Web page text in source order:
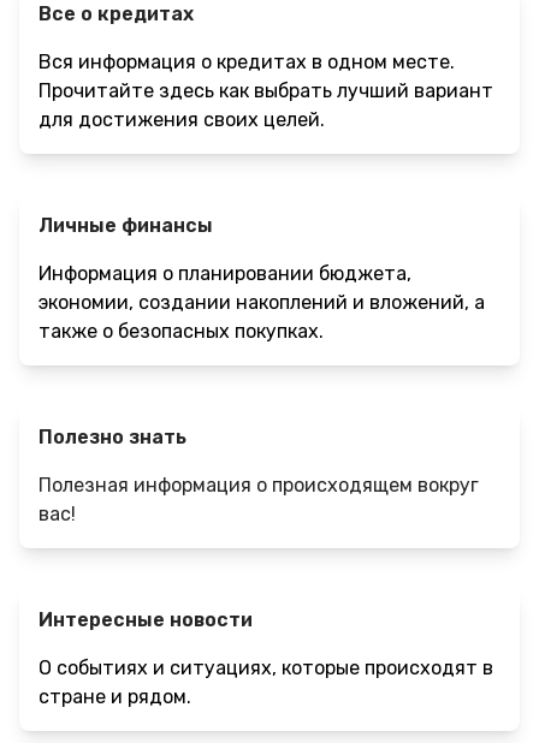
Все о кредитах
Вся информация о кредитах в одном месте.
Прочитайте здесь как выбрать лучший вариант
для достижения своих целей.
Личные финансы
Информация о планировании бюджета,
экономии, создании накоплений и вложений, а
также о безопасных покупках.
Полезно знать
Полезная информация о происходящем вокруг
вас!
Интересные новости
О событиях и ситуациях, которые происходят в
стране и рядом.